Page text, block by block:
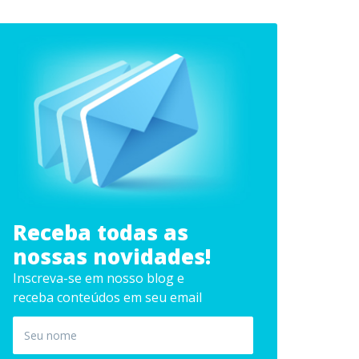
Receba todas as
nossas novidades!
Inscreva-se em nosso blog e
receba conteúdos em seu email